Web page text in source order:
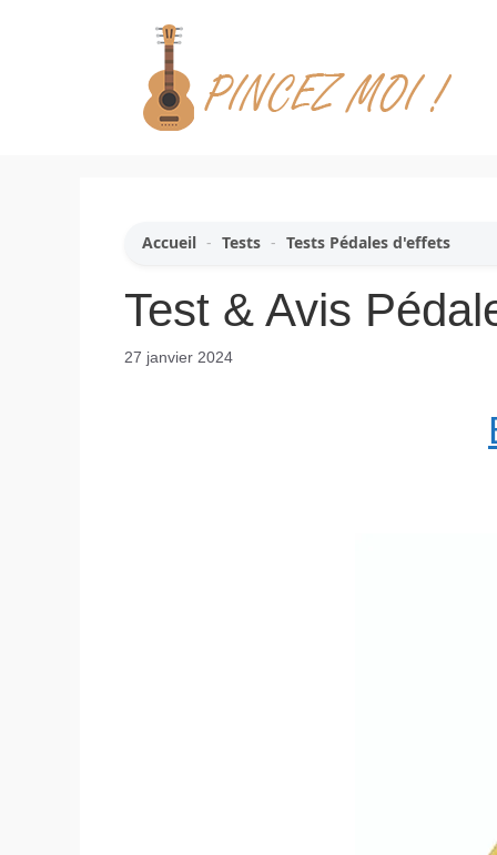
Accueil - Tests - Tests Pédales d'effets
Test & Avis
27 janvier 2024